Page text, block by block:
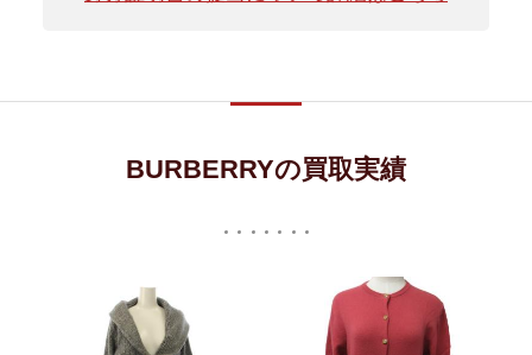
BURBERRYの買取実績